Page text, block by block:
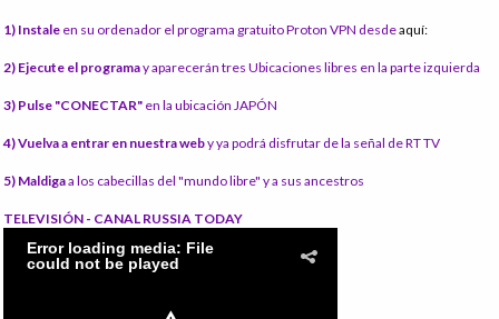
1) Instale en su ordenador el programa gratuito Proton VPN desdeaquí:
2) Ejecute el programay aparecerán tres Ubicaciones libres en la parte izquierda
3) Pulse "CONECTAR" en la ubicación JAPÓN
4) Vuelva a entrar en nuestra weby ya podrá disfrutar de la señal de RT TV
5) Maldigaa los cabecillas del "mundo libre" y a sus ancestros
TELEVISIÓN - CANAL RUSSIA TODAY